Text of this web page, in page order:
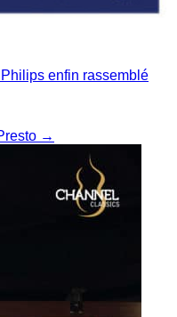
enfin rassemblé
→